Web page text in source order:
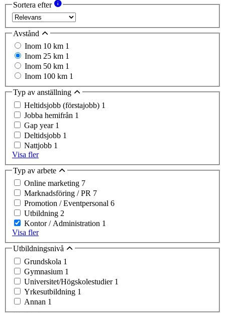
Sortera efter
Avstånd
Inom 10 km 1
Inom 25 km 1
Inom 50 km 1
Inom 100 km 1
Typ av anställning
Heltidsjobb (förstajobb) 1
Jobba hemifrån 1
Gap year 1
Deltidsjobb 1
Nattjobb 1
Visa fler
Typ av arbete
Online marketing 7
Marknadsföring / PR 7
Promotion / Eventpersonal 6
Utbildning 2
Kontor / Administration 1
Visa fler
Utbildningsnivå
Grundskola 1
Gymnasium 1
Universitet/Högskolestudier 1
Yrkesutbildning 1
Annan 1